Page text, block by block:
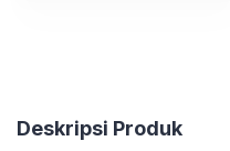
Deskripsi Produk